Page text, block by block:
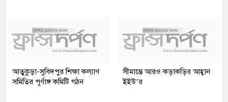
আতুকুড়া-সুবিদপুর শিক্ষা কল্যাণ
সমিতির পূর্ণাঙ্গ কমিটি গঠন
সীমান্তে আরও কড়াকড়ির আহ্বান
ইইউ’র